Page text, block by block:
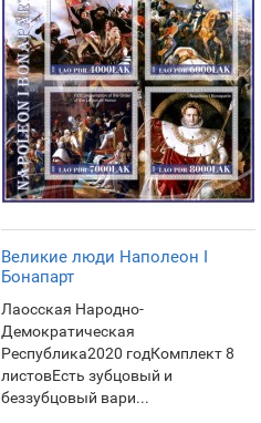
Великие люди Наполеон I
Бонапарт
Лаосская Народно-
Демократическая
Республика2020 годКомплект 8
листовЕсть зубцовый и
беззубцовый вари...